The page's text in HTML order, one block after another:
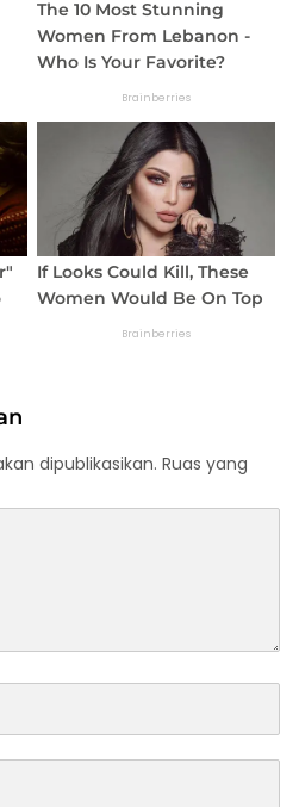
dipublikasikan. Ruas yang